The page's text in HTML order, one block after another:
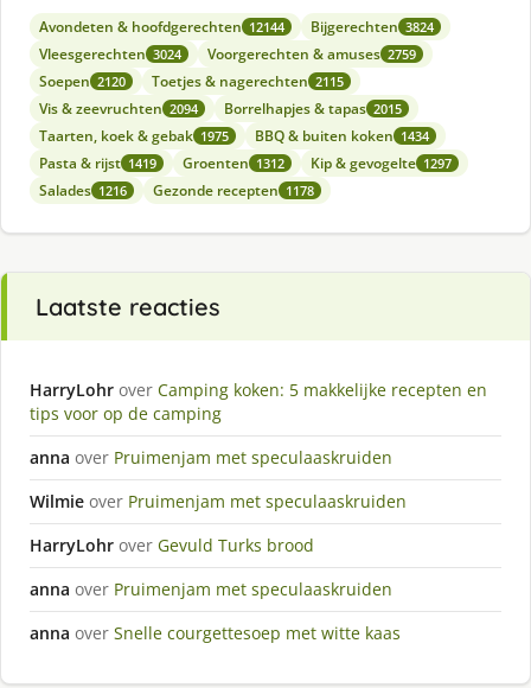
Avondeten & hoofdgerechten 12144 Bijgerechten 3824
Vleesgerechten 3024 Voorgerechten & amuses 2759
Soepen 2120 Toetjes & nagerechten 2115
Vis & zeevruchten 2094 Borrelhapjes & tapas 2015
Taarten, koek & gebak 1975 BBQ & buiten koken 1434
Pasta & rijst 1419 Groenten 1312 Kip & gevogelte 1297
Salades 1216 Gezonde recepten 1178
Laatste reacties
HarryLohr over Camping koken: 5 makkelijke recepten en
tips voor op de camping
anna over Pruimenjam met speculaaskruiden
Wilmie over Pruimenjam met speculaaskruiden
HarryLohr over Gevuld Turks brood
anna over Pruimenjam met speculaaskruiden
anna over Snelle courgettesoep met witte kaas